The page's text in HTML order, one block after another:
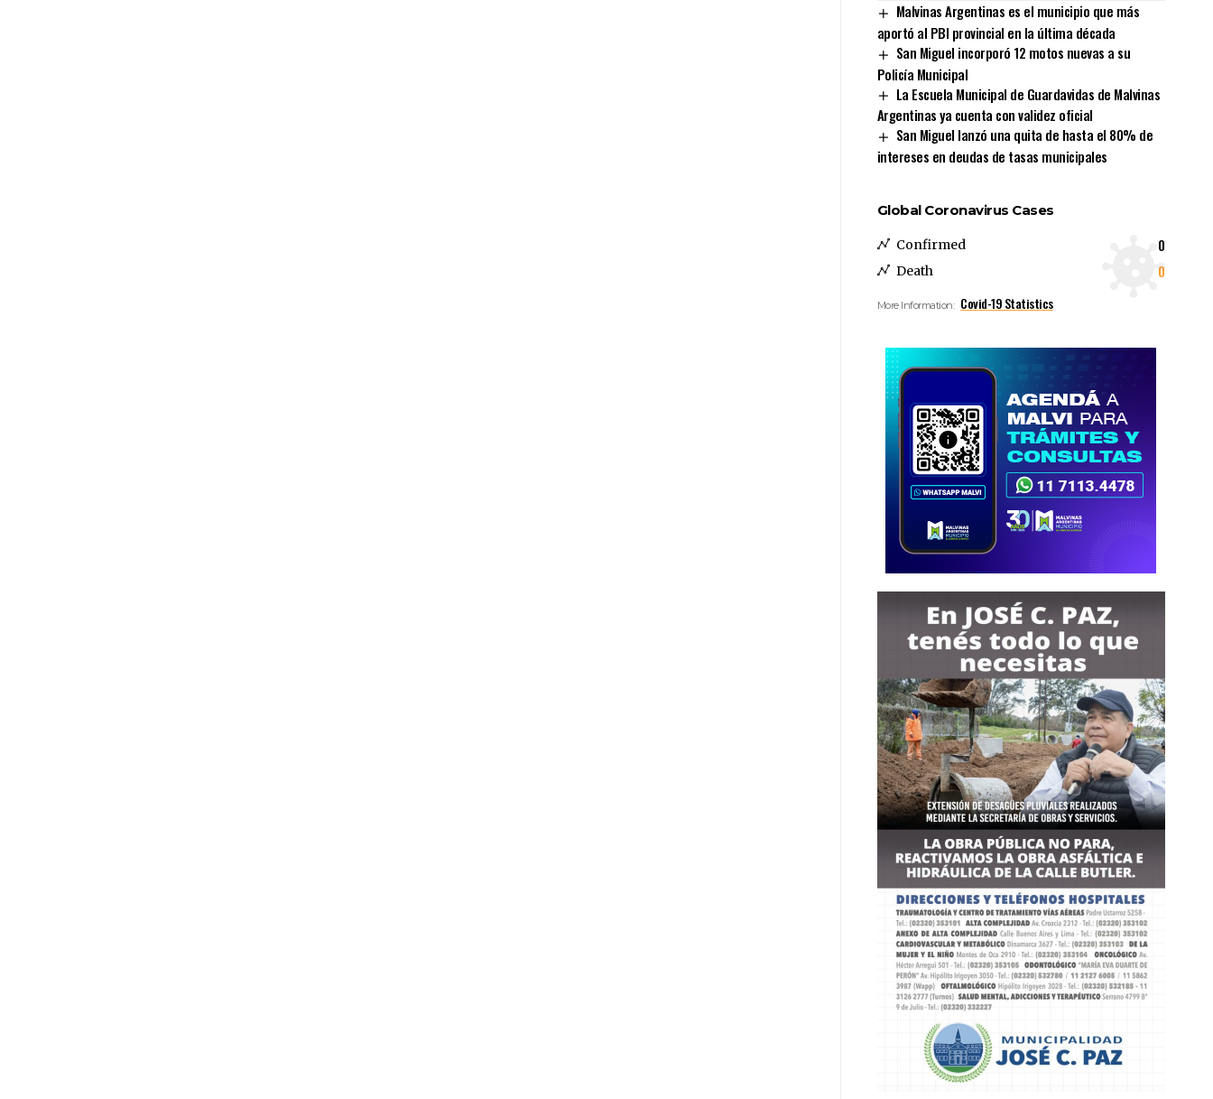
Malvinas Argentinas es el municipio que más
aportó al PBI provincial en la última década
San Miguel incorporó 12 motos nuevas a su
Policía Municipal
La Escuela Municipal de Guardavidas de Malvinas
Argentinas ya cuenta con validez oficial
San Miguel lanzó una quita de hasta el 80% de
intereses en deudas de tasas municipales
Global Coronavirus Cases
Confirmed 0
Death 0
More Information: Covid-19 Statistics